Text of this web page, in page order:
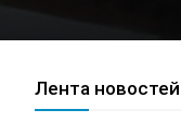
Лента новостей